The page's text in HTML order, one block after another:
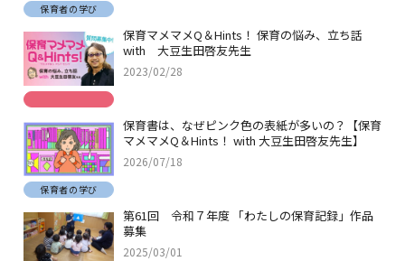
保育者の学び
保育マメマメQ＆Hints！ 保育の悩み、立ち話
with 大豆生田啓友先生
2023/02/28
保育書は、なぜピンク色の表紙が多いの？【保育
マメマメQ＆Hints！ with 大豆生田啓友先生】
2026/07/18
保育者の学び
第61回 令和７年度 「わたしの保育記録」作品
募集
2025/03/01